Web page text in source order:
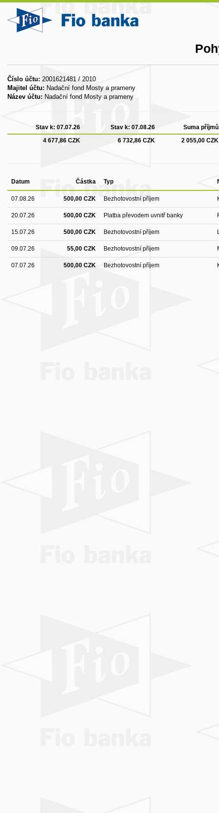
Číslo účtu: 2001621481 / 2010
Majitel účtu: Nadační fond Mosty a prameny
Název účtu: Nadační fond Mosty a prameny
Stav k: 07.07.26 Stav k: 07.08.26
Suma příjmů
4 677,86 CZK
6 732,86 CZK 2 055,00 CZK
Datum Částka Typ
07.08.26 500,00 CZK Bezhotovostní příjem
20.07.26 500,00 CZK Platba převodem uvnitř banky
15.07.26 500,00 CZK Bezhotovostní příjem
09.07.26 55,00 CZK Bezhotovostní příjem
07.07.26 500,00 CZK Bezhotovostní příjem